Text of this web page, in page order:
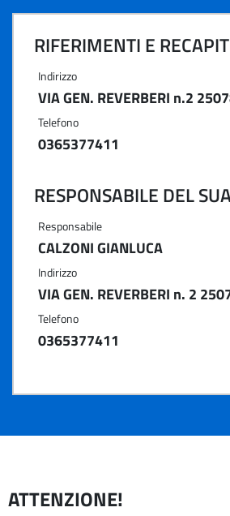
RIFERIMENTI E
Indirizzo
VIA GEN. REVERBERI n.2
Telefono
0365377411
RESPONSABILE DEL
Responsabile
CALZONI GIANLUCA
Indirizzo
VIA GEN. REVERBERI n. 2
Telefono
0365377411
ATTENZIONE!